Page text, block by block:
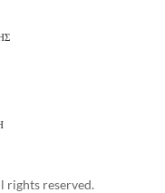
rights reserved.